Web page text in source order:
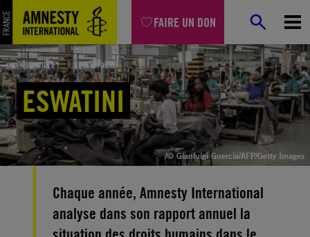
FAIRE UN DON
Aller
au
contenu
Accueil Eswatini
ESWATINI
/© Gianluigi Guercia/AFP/Getty Images
Chaque année, Amnesty International
analyse dans son rapport annuel la